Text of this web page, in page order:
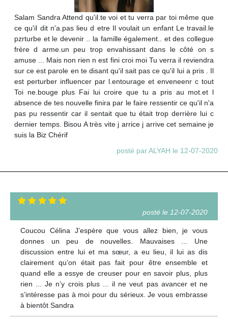
Salam Sandra Attend qu'il.te voi et tu verra par toi même que
ce qu'il dit n'a.pas lieu d etre Il voulait un enfant Le travail.le
pzrturbe et le devenir .. la famille également.. et des collegue
frère d arme.un peu trop envahissant dans le côté on s
amuse ... Mais non rien n est fini croi moi Tu verra il reviendra
sur ce est parole en te disant qu'il sait pas ce qu'il lui a pris . Il
est perturber influencer par l.entourage et enveneenr c tout
Toi ne.bouge plus Fai lui croire que tu a pris au mot.et l
absence de tes nouvelle finira par le faire ressentir ce qu'il n'a
pas pu ressentir car il sentait que tu était trop derrière lui c
dernier temps. Bisou A très vite j arrice j arrive cet semaine je
suis la Biz Chérif
posté par ALYAH le 12-07-2020
posté le 12-07-2020
Coucou Célina J’espère que vous allez bien, je vous
donnes un peu de nouvelles. Mauvaises ... Une
discussion entre lui et ma sœur, a eu lieu, il lui as dis
clairement qu’on était pas fait pour être ensemble et
quand elle a essye de creuser pour en savoir plus, plus
rien ... Je n’y crois plus ... il ne veut pas avancer et ne
s’intéresse pas à moi pour du sérieux. Je vous embrasse
à bientôt Sandra